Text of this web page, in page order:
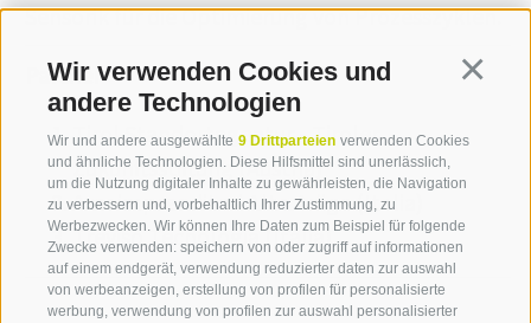
Wir verwenden Cookies und
andere Technologien
Wir und andere ausgewählte 9 Drittparteien verwenden Cookies
und ähnliche Technologien. Diese Hilfsmittel sind unerlässlich,
um die Nutzung digitaler Inhalte zu gewährleisten, die Navigation
zu verbessern und, vorbehaltlich Ihrer Zustimmung, zu
Werbezwecken. Wir können Ihre Daten zum Beispiel für folgende
Zwecke verwenden: speichern von oder zugriff auf informationen
auf einem endgerät, verwendung reduzierter daten zur auswahl
von werbeanzeigen, erstellung von profilen für personalisierte
werbung, verwendung von profilen zur auswahl personalisierter
Sensorik für die Optimierung von Prozesszyklen.
Partner
Tirol Standortagentur - Tiroler
Zukunftsstiftung (Austria)
Assoimprenditori Alto Adige (Italia)
Treviso Tecnologia (Italia)